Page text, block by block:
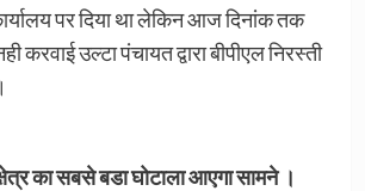
पर दिया था लेकिन आज दिनांक तक
करवाई उल्टा पंचायत द्वारा बीपीएल निरस्ती
का सबसे बडा घोटाला आएगा सामने ।